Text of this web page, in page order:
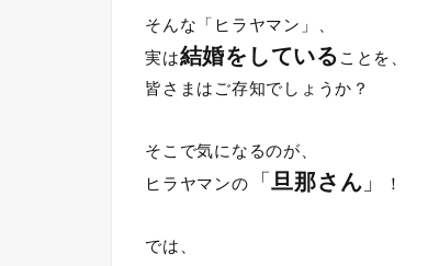
そんな「ヒラヤマン」、
実は結婚をしている ことを、
皆さまはご存知でしょうか？
そこで気になるのが、
ヒラヤマンの
「旦那さん 」 ！
では、